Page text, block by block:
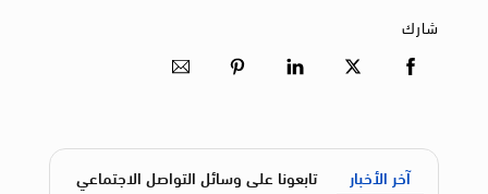
شارك
آخر الأخبار تابعونا على وسائل التواصل الاجتماعي